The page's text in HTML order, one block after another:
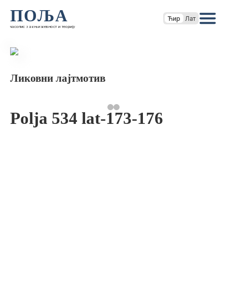
ПОЉА
часопис за књижевност и теорију
Ћир Лат
Ликовни лајтмотив
Polja 534 lat-173-176